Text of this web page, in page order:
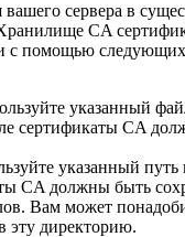
вашего сервера в
CA
с помощью
указанный
сертификаты CA
указанный
CA должны быть
Вам может
эту директорию.